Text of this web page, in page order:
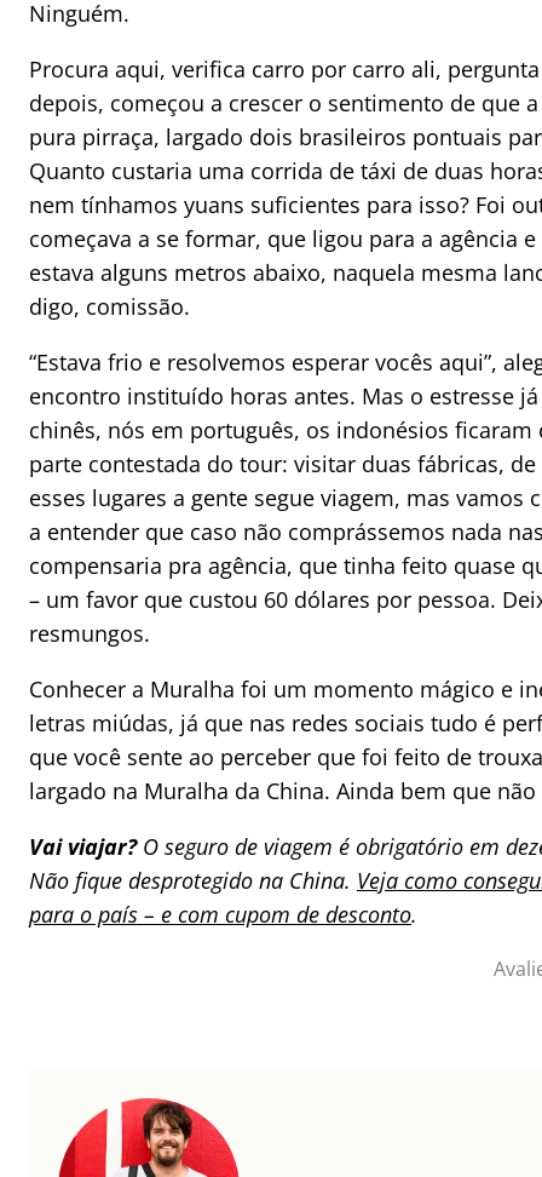
Ninguém.
Procura aqui, verifica carro por carro ali,
depois, começou a crescer o sentimento de que
pura pirraça, largado dois brasileiros pontuais
Quanto custaria uma corrida de táxi de duas
nem tínhamos yuans suficientes para isso? Foi
começava a se formar, que ligou para a agência
estava alguns metros abaixo, naquela mesma
digo, comissão.
“Estava frio e resolvemos esperar vocês aqui”,
encontro instituído horas antes. Mas o estresse
chinês, nós em português, os indonésios
parte contestada do tour: visitar duas fábricas,
esses lugares a gente segue viagem, mas vamos
a entender que caso não comprássemos nada
compensaria pra agência, que tinha feito quase
– um favor que custou 60 dólares por pessoa.
resmungos.
Conhecer a Muralha foi um momento mágico e
letras miúdas, já que nas redes sociais tudo é
que você sente ao perceber que foi feito de
largado na Muralha da China. Ainda bem que
Vai viajar?O seguro de viagem é obrigatório em
Não fique desprotegido na China. Veja como
para o país – e com cupom de desconto.